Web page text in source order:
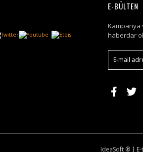
E-BÜLTEN
Kampanya
haberdar
IdeaSoft ® |